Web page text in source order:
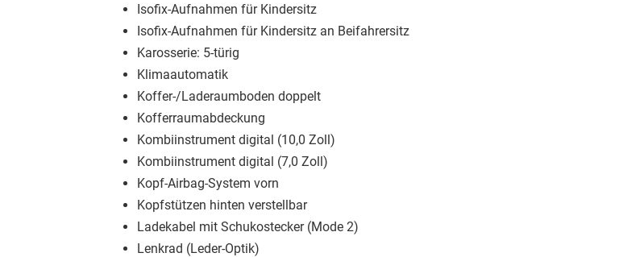
Isofix-Aufnahmen für Kindersitz
Isofix-Aufnahmen für Kindersitz an Beifahrersitz
Karosserie: 5-türig
Klimaautomatik
Koffer-/Laderaumboden doppelt
Kofferraumabdeckung
Kombiinstrument digital (10,0 Zoll)
Kombiinstrument digital (7,0 Zoll)
Kopf-Airbag-System vorn
Kopfstützen hinten verstellbar
Ladekabel mit Schukostecker (Mode 2)
Lenkrad (Leder-Optik)